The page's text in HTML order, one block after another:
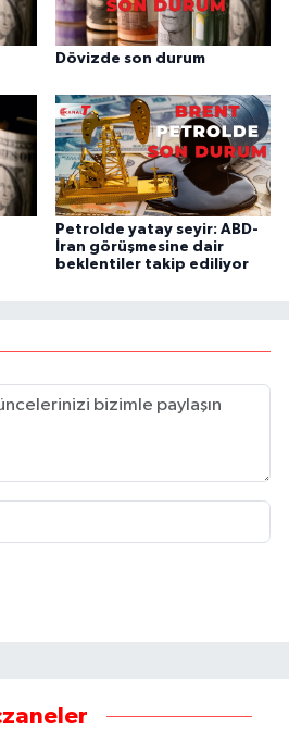
Dövizde son durum
Petrolde yatay seyir: ABD-
İran görüşmesine dair
beklentiler takip ediliyor